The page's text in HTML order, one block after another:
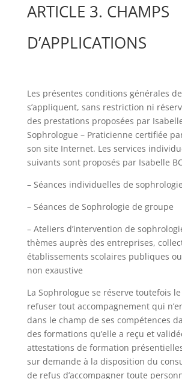
ARTICLE 3. CHAMPS
D’APPLICATIONS
Les présentes conditions générales
s’appliquent, sans restriction ni
des prestations proposées par Isabelle
Sophrologue – Praticienne certifiée
son site Internet. Les services
suivants sont proposés par Isabelle
– Séances individuelles de sophrologie
– Séances de Sophrologie de groupe
– Ateliers d’intervention de
thèmes auprès des entreprises,
établissements scolaires publiques
non exaustive
La Sophrologue se réserve toutefois
refuser tout accompagnement qui
dans le champ de ses compétences
des formations qu’elle a reçu et
attestations de formation
sur demande à la disposition du
de refus d’accompagner toute